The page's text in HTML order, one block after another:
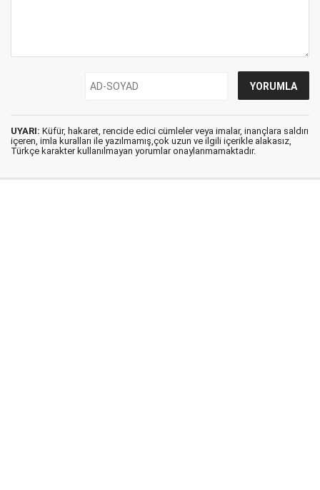
UYARI: Küfür, hakaret, rencide edici cümleler veya imalar, inançlara saldırı
içeren, imla kuralları ile yazılmamış,çok uzun ve ilgili içerikle alakasız,
Türkçe karakter kullanılmayan yorumlar onaylanmamaktadır.